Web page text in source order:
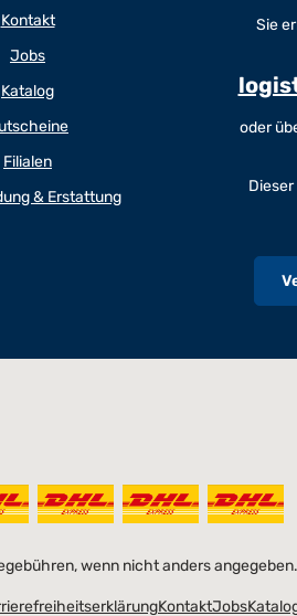
Kontakt
Jobs
Katalog
Filialen
& Erstattung
Sie
oder
wenn nicht anders angegeben.
KontaktJobs